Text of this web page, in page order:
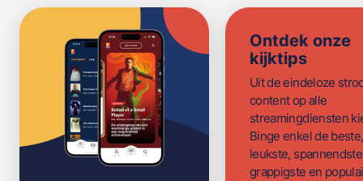
Ontdek onze
kijktips
Uit de eindeloze
content op alle
streamingdiensten
Binge enkel de beste,
leukste,
grappigste en